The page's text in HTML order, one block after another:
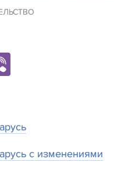
с изменениями